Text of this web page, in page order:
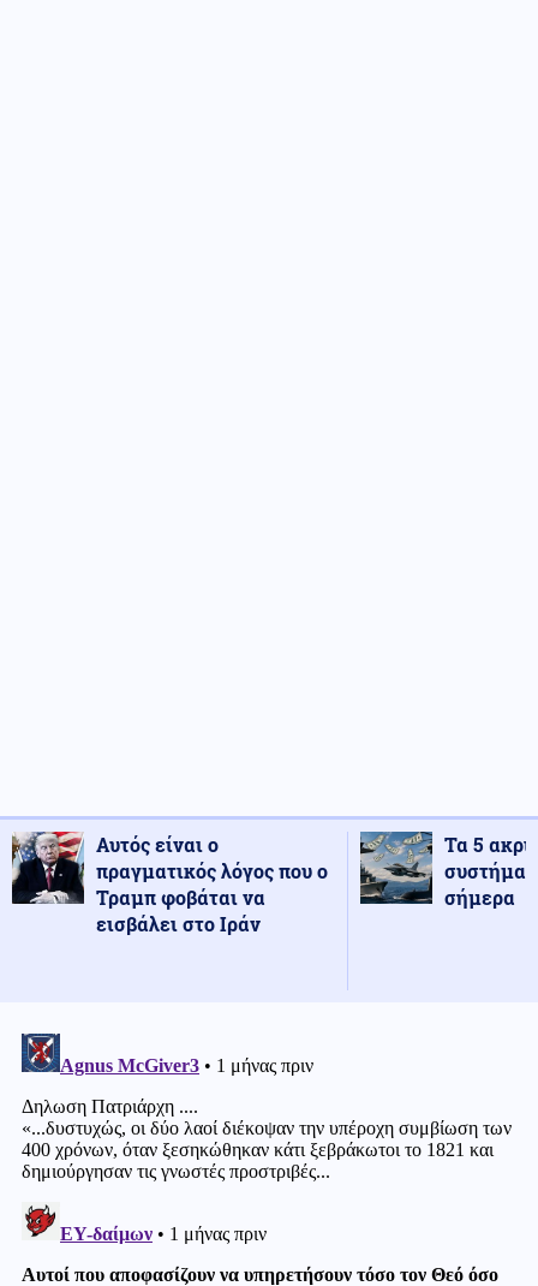
Αυτός είναι ο
πραγματικός λόγος που ο
Τραμπ φοβάται να
εισβάλει στο Ιράν
Τα 5
σήμερα